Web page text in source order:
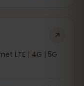
LTE | 4G | 5G